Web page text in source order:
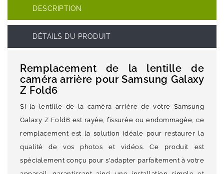
DESCRIPTION
DÉTAILS DU PRODUIT
Remplacement de la lentille de
caméra arrière pour Samsung Galaxy
Z Fold6
Si la lentille de la caméra arrière de votre Samsung
Galaxy Z Fold6 est rayée, fissurée ou endommagée, ce
remplacement est la solution idéale pour restaurer la
qualité de vos photos et vidéos. Ce produit est
spécialement conçu pour s'adapter parfaitement à votre